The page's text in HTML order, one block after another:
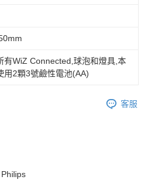
有WiZ Connected,球泡和燈具,本
用2顆3號鹼性電池(AA)
客服
Philips